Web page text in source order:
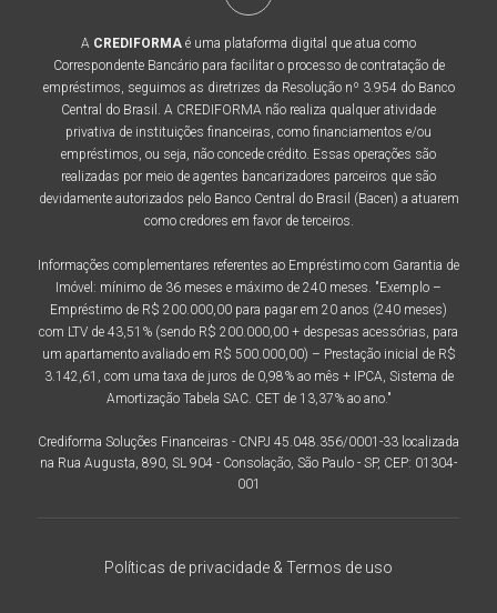
A CREDIFORMA é uma plataforma digital que atua como
Correspondente Bancário para facilitar o processo de contratação de
empréstimos, seguimos as diretrizes da Resolução nº 3.954 do Banco
Central do Brasil. A CREDIFORMA não realiza qualquer atividade
privativa de instituições financeiras, como financiamentos e/ou
empréstimos, ou seja, não concede crédito. Essas operações são
realizadas por meio de agentes bancarizadores parceiros que são
devidamente autorizados pelo Banco Central do Brasil (Bacen) a atuarem
como credores em favor de terceiros.
Informações complementares referentes ao Empréstimo com Garantia de
Imóvel: mínimo de 36 meses e máximo de 240 meses. "Exemplo –
Empréstimo de R$ 200.000,00 para pagar em 20 anos (240 meses)
com LTV de 43,51% (sendo R$ 200.000,00 + despesas acessórias, para
um apartamento avaliado em R$ 500.000,00) – Prestação inicial de R$
3.142,61, com uma taxa de juros de 0,98% ao mês + IPCA, Sistema de
Amortização Tabela SAC. CET de 13,37% ao ano."
Crediforma Soluções Financeiras - CNPJ 45.048.356/0001-33 localizada
na Rua Augusta, 890, SL 904 - Consolação, São Paulo - SP, CEP: 01304-
001
Políticas de privacidade & Termos de uso